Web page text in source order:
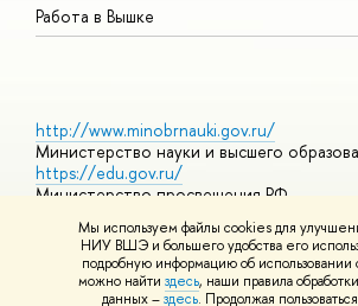
Мы используем файлы cookies для
НИУ ВШЭ и большего удобства его
подробную информацию об использовании
можно найти здесь, наши правила
данных –здесь. Продолжая
Работа в Вышке
http://www.minobrnauki.gov.ru/
Министерство науки и высшего
https://edu.gov.ru/
Министерство просвещения РФ
Массовые открытые онлайн-курсы